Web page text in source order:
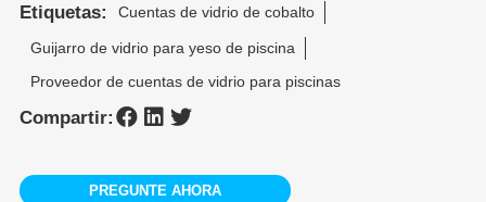
Etiquetas: Cuentas de vidrio de cobalto
Guijarro de vidrio para yeso de piscina
Proveedor de cuentas de vidrio para piscinas
Compartir:
PREGUNTE AHORA